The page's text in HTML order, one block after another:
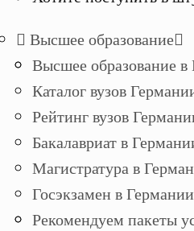
Высшее образование
Высшее образование в
Каталог вузов
Рейтинг вузов
Бакалавриат в
Магистратура в
Госэкзамен в Германии
Рекомендуем пакеты